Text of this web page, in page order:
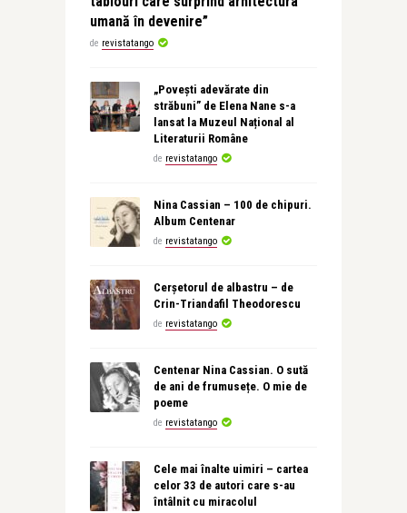
umană în devenire”
de revistatango
„Povești adevărate din
străbuni” de Elena Nane s-a
lansat la Muzeul Național al
Literaturii Române
de revistatango
Nina Cassian – 100 de chipuri.
Album Centenar
de revistatango
Cerșetorul de albastru – de
Crin-Triandafil Theodorescu
de revistatango
Centenar Nina Cassian. O sută
de ani de frumusețe. O mie de
poeme
de revistatango
Cele mai înalte uimiri – cartea
celor 33 de autori care s-au
întâlnit cu miracolul